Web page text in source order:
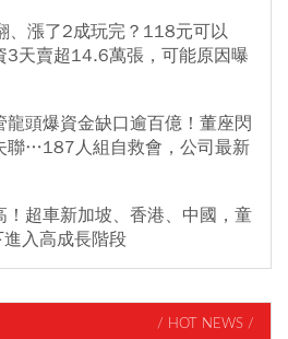
、漲了2成玩完？118元可以
3天賣超14.6萬張，可能原因曝
頭爆資金缺口逾百億！董座閃
聯…187人組自救會，公司最新
！超車新加坡、香港、中國，童
入高成長階段
/ HOT NEWS /